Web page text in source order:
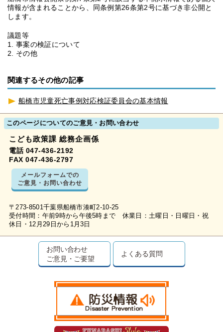
情報が含まれることから、同条例第26条第2号に基づき非公開と
します。
議題等
1. 事案の検証について
2. その他
関連するその他の記事
船橋市児童死亡事例対応検証委員会の基本情報
このページについてのご意見・お問い合わせ
こども政策課 総務企画係
電話 047-436-2192
FAX 047-436-2797
メールフォームでの
ご意見・お問い合わせ
〒273-8501千葉県船橋市湊町2-10-25
受付時間：午前9時から午後5時まで 休業日：土曜日・日曜日・祝
休日・12月29日から1月3日
お問い合わせ
ご意見・ご要望
よくある質問